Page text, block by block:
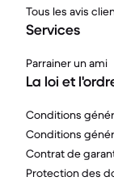
Tous les avis
Services
Parrainer un ami
La loi et
Conditions
Conditions
Contrat de
Protection des